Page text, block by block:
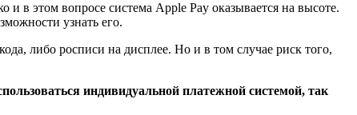
и в этом вопросе система Apple Pay оказывается на высоте.
узнать его.
либо росписи на дисплее. Но и в том случае риск того,
индивидуальной платежной системой, так